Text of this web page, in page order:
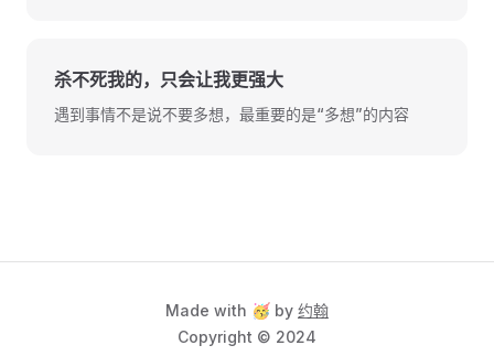
杀不死我的，只会让我更强大
遇到事情不是说不要多想，最重要的是“多想”的内容
Made with 🥳 by 约翰
Copyright © 2024